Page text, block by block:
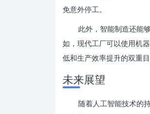
免意外停工。
此外，智能制造还能
如，现代工厂可以使用机
低和生产效率提升的双重目
未来展望
随着人工智能技术的